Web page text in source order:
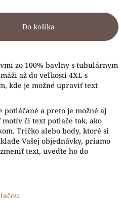
Do košíka
zo 100% bavlny s tubulárnym
až do veľkosti 4XL s
kde je možné upraviť text
potláčané a preto je možné aj
či text potlače tak, ako
Tričko alebo body, ktoré si
Vašej objednávky, priamo
text, uveďte ho do